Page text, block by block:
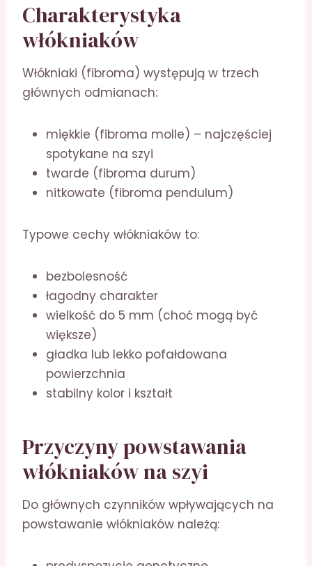
Charakterystyka
włókniaków
Włókniaki (fibroma) występują w trzech
głównych odmianach:
miękkie (fibroma molle) – najczęściej
spotykane na szyi
twarde (fibroma durum)
nitkowate (fibroma pendulum)
Typowe cechy włókniaków to:
bezbolesność
łagodny charakter
wielkość do 5 mm (choć mogą być
większe)
gładka lub lekko pofałdowana
powierzchnia
stabilny kolor i kształt
Przyczyny powstawania
włókniaków na szyi
Do głównych czynników wpływających na
powstawanie włókniaków należą: